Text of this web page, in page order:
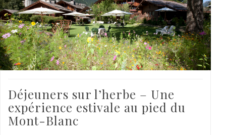
Déjeuners sur l’herbe – Une
expérience estivale au pied du
Mont-Blanc